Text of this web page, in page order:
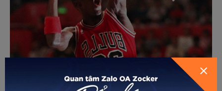
Theo Forbes, dù không còn chơi bóng chuyên nghiệp từ
năm 2003 nhưng Michael Jordan vẫn có thể kiếm được số